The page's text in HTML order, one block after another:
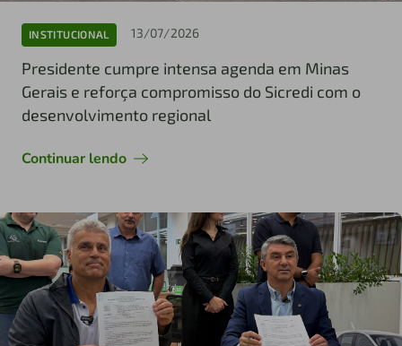
INSTITUCIONAL 13/07/2026
Presidente cumpre intensa agenda em Minas
Gerais e reforça compromisso do Sicredi com o
desenvolvimento regional
Continuar lendo